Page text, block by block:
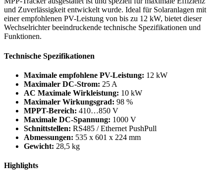
und Zuverlässigkeit entwickelt wurde. Ideal für Solaranlagen mit
einer empfohlenen PV-Leistung von bis zu 12 kW, bietet dieser
Wechselrichter beeindruckende technische Spezifikationen und
Funktionen.
Technische Spezifikationen
Maximale empfohlene PV-Leistung: 12 kW
Maximaler DC-Strom: 25 A
AC Maximale Wirkleistung: 10 kW
Maximaler Wirkungsgrad: 98 %
MPPT-Bereich: 410…850 V
Maximale DC-Spannung: 1000 V
Schnittstellen: RS485 / Ethernet PushPull
Abmessungen: 535 x 601 x 224 mm
Gewicht: 28,5 kg
Highlights